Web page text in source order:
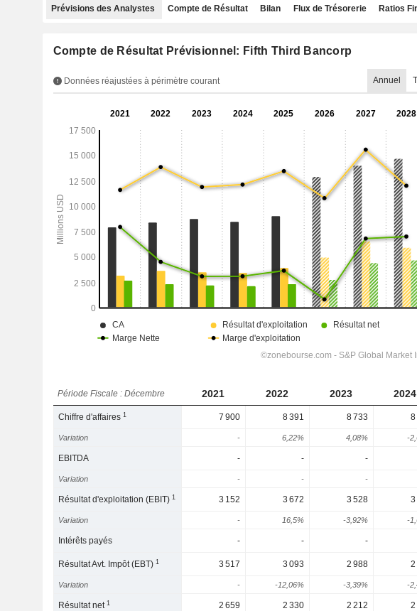
Prévisions des Analystes Compte de Résultat Bilan Flux de Trésorerie Ratios
Compte de Résultat Prévisionnel: Fifth Third Bancorp
Données réajustées à périmètre courant Annuel
Période Fiscale : Décembre 2021 2022 2023 2024
Chiffre d'affaires1 7 900 8 391 8 733 8
Variation - 6,22% 4,08% -
EBITDA - - -
Variation - - -
Résultat d'exploitation (EBIT)1 3 152 3 672 3 528 3
Variation - 16,5% -3,92% -
Intérêts payés - - -
Résultat Avt. Impôt (EBT)1 3 517 3 093 2 988 2
Variation - -12,06% -3,39% -
Résultat net1 2 659 2 330 2 212 2